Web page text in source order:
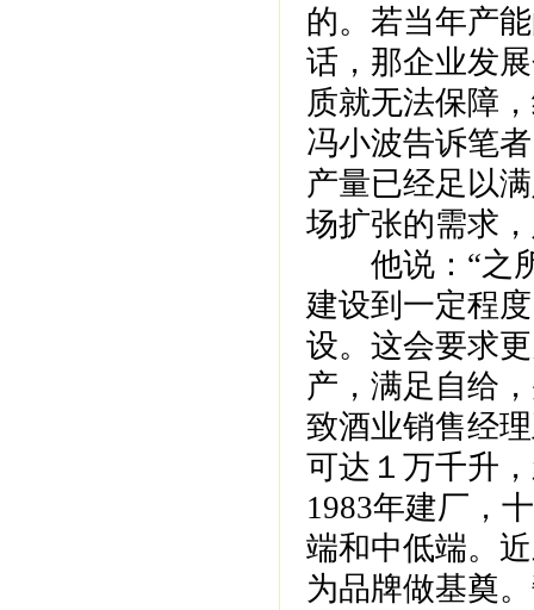
的。若当年产
话，那企业发
质就无法保障
冯小波告诉笔
产量已经足以
场扩张的需求
他说：“之所
建设到一定程
设。这会要求
产，满足自给
致酒业销售经
可达１万千升
1983年建厂，
端和中低端。
为品牌做基奠